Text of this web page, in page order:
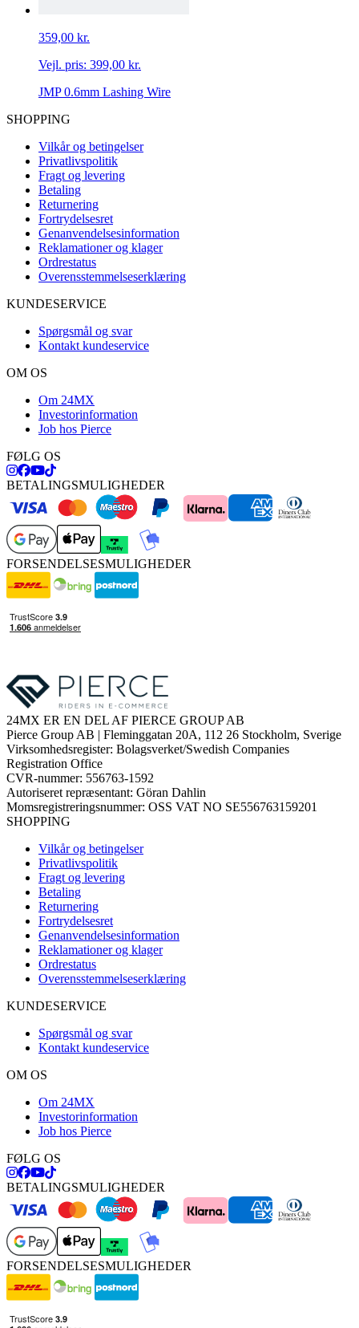
359,00 kr.
Vejl. pris: 399,00 kr.
JMP 0.6mm Lashing Wire
SHOPPING
Vilkår og betingelser
Privatlivspolitik
Fragt og levering
Betaling
Returnering
Fortrydelsesret
Genanvendelsesinformation
Reklamationer og klager
Ordrestatus
Overensstemmelseserklæring
KUNDESERVICE
Spørgsmål og svar
Kontakt kundeservice
OM OS
Om 24MX
Investorinformation
Job hos Pierce
FØLG OS
BETALINGSMULIGHEDER
FORSENDELSESMULIGHEDER
24MX ER EN DEL AF PIERCE GROUP AB
Pierce Group AB | Fleminggatan 20A, 112 26 Stockholm, Sverige
Virksomhedsregister: Bolagsverket/Swedish Companies
Registration Office
CVR-nummer: 556763-1592
Autoriseret repræsentant: Göran Dahlin
Momsregistreringsnummer: OSS VAT NO SE556763159201
SHOPPING
Vilkår og betingelser
Privatlivspolitik
Fragt og levering
Betaling
Returnering
Fortrydelsesret
Genanvendelsesinformation
Reklamationer og klager
Ordrestatus
Overensstemmelseserklæring
KUNDESERVICE
Spørgsmål og svar
Kontakt kundeservice
OM OS
Om 24MX
Investorinformation
Job hos Pierce
FØLG OS
BETALINGSMULIGHEDER
FORSENDELSESMULIGHEDER